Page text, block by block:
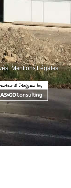
Mentions Légales